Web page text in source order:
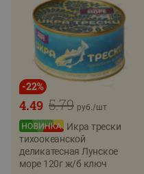
-22%
5.79
4.49 руб./шт
Икра трески
тихоокеанской
деликатесная Лунское
море 120г ж/б ключ